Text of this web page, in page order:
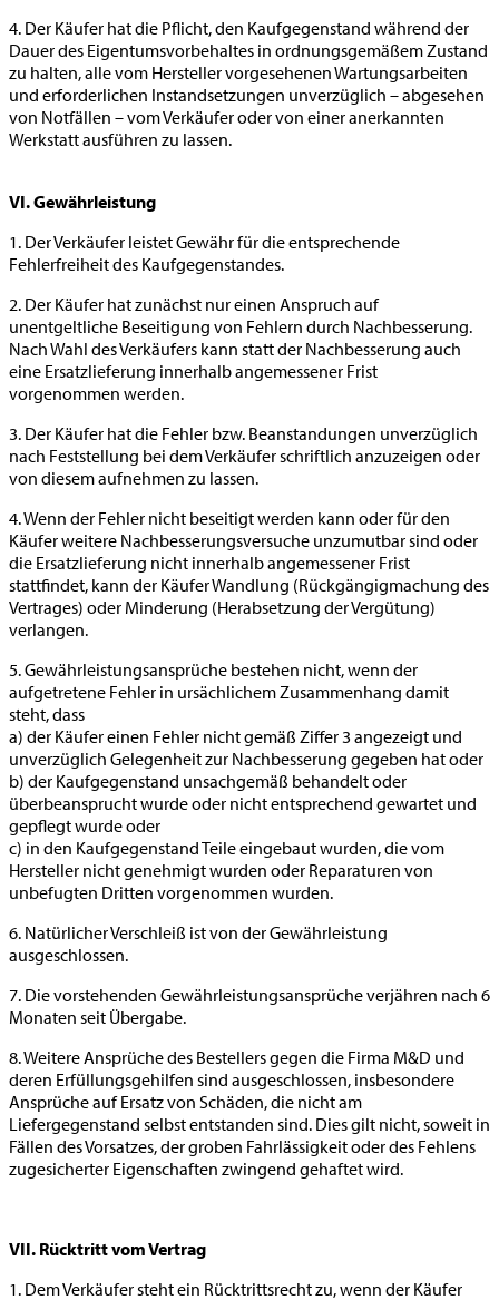
4. Der Käufer hat die Pflicht, den Kaufgegenstand während der
Dauer des Eigentumsvorbehaltes in ordnungsgemäßem Zustand
zu halten, alle vom Hersteller vorgesehenen Wartungsarbeiten
und erforderlichen Instandsetzungen unverzüglich – abgesehen
von Notfällen – vom Verkäufer oder von einer anerkannten
Werkstatt ausführen zu lassen.
VI. Gewährleistung
1. Der Verkäufer leistet Gewähr für die entsprechende
Fehlerfreiheit des Kaufgegenstandes.
2. Der Käufer hat zunächst nur einen Anspruch auf
unentgeltliche Beseitigung von Fehlern durch Nachbesserung.
Nach Wahl des Verkäufers kann statt der Nachbesserung auch
eine Ersatzlieferung innerhalb angemessener Frist
vorgenommen werden.
3. Der Käufer hat die Fehler bzw. Beanstandungen unverzüglich
nach Feststellung bei dem Verkäufer schriftlich anzuzeigen oder
von diesem aufnehmen zu lassen.
4. Wenn der Fehler nicht beseitigt werden kann oder für den
Käufer weitere Nachbesserungsversuche unzumutbar sind oder
die Ersatzlieferung nicht innerhalb angemessener Frist
stattfindet, kann der Käufer Wandlung (Rückgängigmachung des
Vertrages) oder Minderung (Herabsetzung der Vergütung)
verlangen.
5. Gewährleistungsansprüche bestehen nicht, wenn der
aufgetretene Fehler in ursächlichem Zusammenhang damit
steht, dass
a) der Käufer einen Fehler nicht gemäß Ziffer 3 angezeigt und
unverzüglich Gelegenheit zur Nachbesserung gegeben hat oder
b) der Kaufgegenstand unsachgemäß behandelt oder
überbeansprucht wurde oder nicht entsprechend gewartet und
gepflegt wurde oder
c) in den Kaufgegenstand Teile eingebaut wurden, die vom
Hersteller nicht genehmigt wurden oder Reparaturen von
unbefugten Dritten vorgenommen wurden.
6. Natürlicher Verschleiß ist von der Gewährleistung
ausgeschlossen.
7. Die vorstehenden Gewährleistungsansprüche verjähren nach 6
Monaten seit Übergabe.
8. Weitere Ansprüche des Bestellers gegen die Firma M&D und
deren Erfüllungsgehilfen sind ausgeschlossen, insbesondere
Ansprüche auf Ersatz von Schäden, die nicht am
Liefergegenstand selbst entstanden sind. Dies gilt nicht, soweit in
Fällen des Vorsatzes, der groben Fahrlässigkeit oder des Fehlens
zugesicherter Eigenschaften zwingend gehaftet wird.
VII. Rücktritt vom Vertrag
1. Dem Verkäufer steht ein Rücktrittsrecht zu, wenn der Käufer